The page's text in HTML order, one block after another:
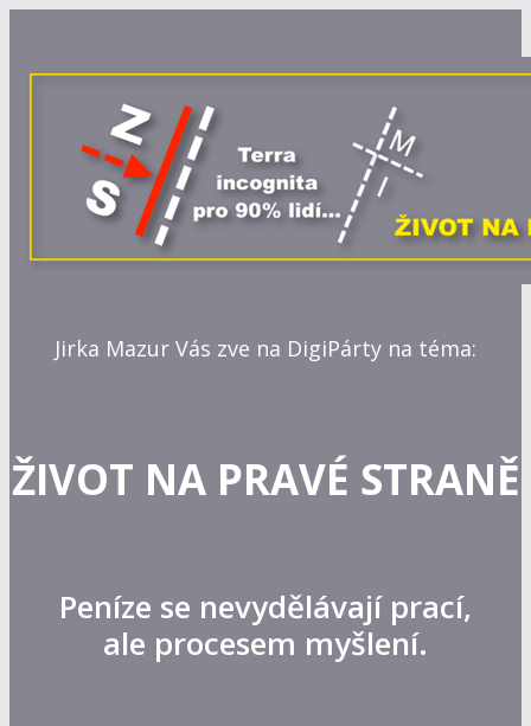
Jirka Mazur Vás zve na DigiPárty na téma:
ŽIVOT NA PRAVÉ STRANĚ
Peníze se nevydělávají prací,
ale procesem myšlení.